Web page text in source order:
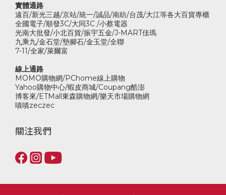
實體通路
遠百/新光三越/京站/統一/誠品/南紡/台茂/大江等各大百貨專櫃
全國電子/順發3C/大同3C /小蔡電器
光南大批發/小北百貨/振宇五金/J-MART佳瑪
九乘九/金石堂/墊腳石/金玉堂/全聯
7-11/全家/萊爾富
線上通路
MOMO購物網/PChome線上購物
Yahoo購物中心/蝦皮商城/Coupang酷澎
博客來/ETMall東森購物網/樂天市場購物網
嘖嘖zeczec
關注我們